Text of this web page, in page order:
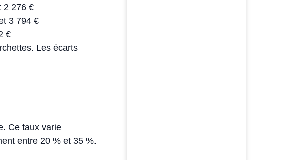
2 276 €
3 794 €
€
Les écarts
Ce taux varie
entre 20 % et 35 %.